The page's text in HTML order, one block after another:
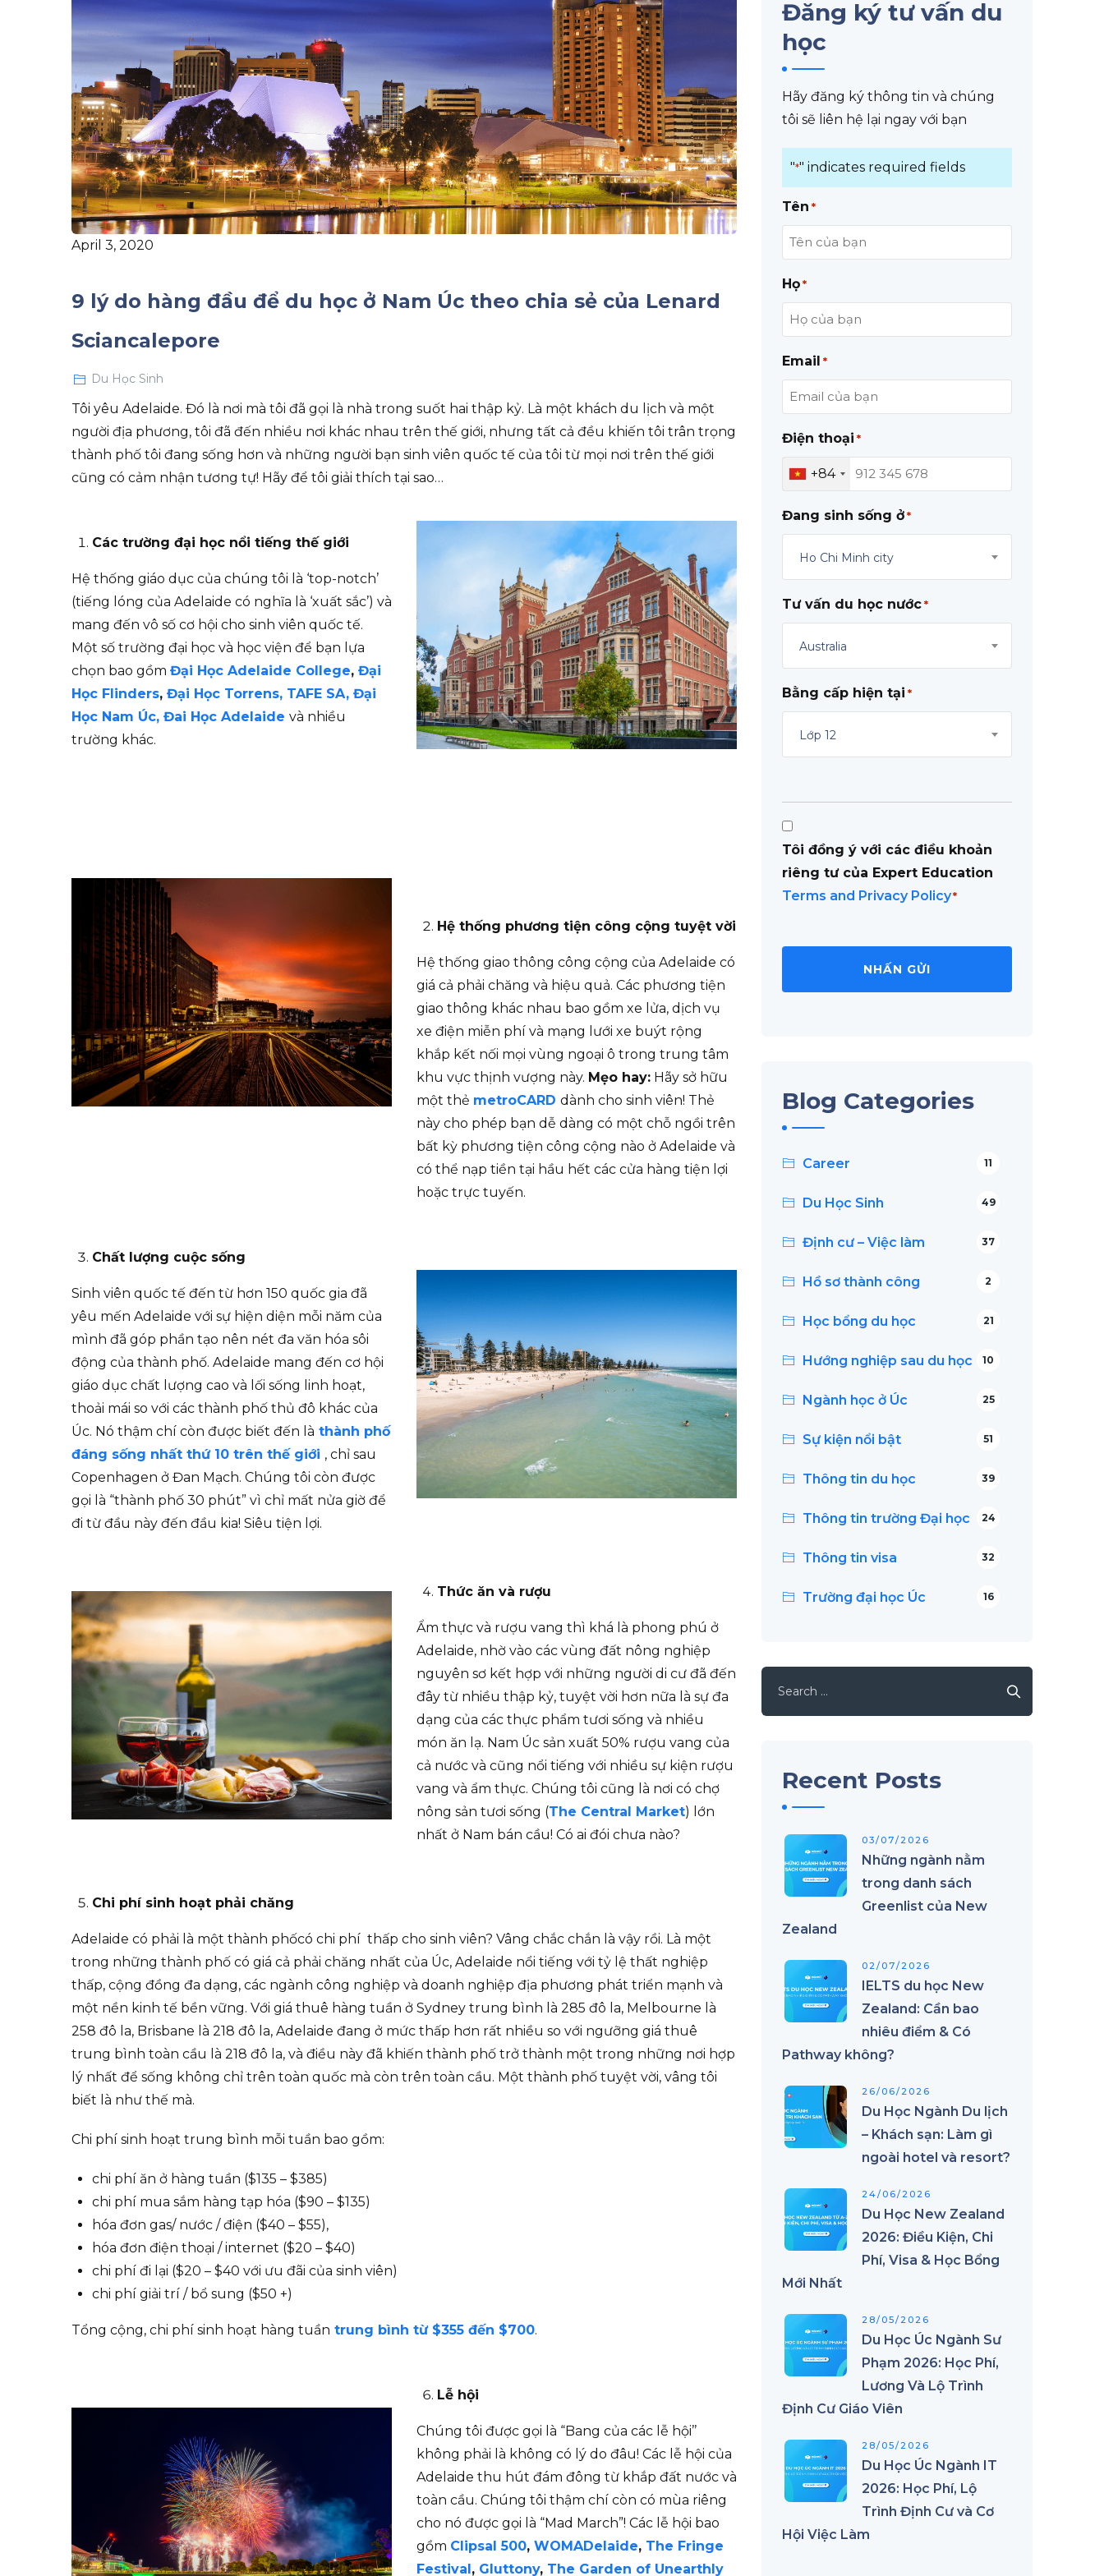
April 3, 2020
9 lý do hàng đầu để du học ở Nam Úc theo chia sẻ của Lenard
Sciancalepore
Du Học Sinh
Tôi yêu Adelaide. Đó là nơi mà tôi đã gọi là nhà trong suốt hai thập kỷ. Là một khách du lịch và một
người địa phương, tôi đã đến nhiều nơi khác nhau trên thế giới, nhưng tất cả đều khiến tôi trân trọng
thành phố tôi đang sống hơn và những người bạn sinh viên quốc tế của tôi từ mọi nơi trên thế giới
cũng có cảm nhận tương tự! Hãy để tôi giải thích tại sao…
Các trường đại học nổi tiếng thế giới
Hệ thống giáo dục của chúng tôi là ‘top-notch’
(tiếng lóng của Adelaide có nghĩa là ‘xuất sắc’) và
mang đến vô số cơ hội cho sinh viên quốc tế.
Một số trường đại học và học viện để bạn lựa
chọn bao gồm Đại Học Adelaide College, Đại
Học Flinders, Đại Học Torrens, TAFE SA, Đại
Học Nam Úc, Đai Học Adelaide và nhiều
trường khác.
Hệ thống phương tiện công cộng tuyệt vời
Hệ thống giao thông công cộng của Adelaide có
giá cả phải chăng và hiệu quả. Các phương tiện
giao thông khác nhau bao gồm xe lửa, dịch vụ
xe điện miễn phí và mạng lưới xe buýt rộng
khắp kết nối mọi vùng ngoại ô trong trung tâm
khu vực thịnh vượng này. Mẹo hay: Hãy sở hữu
một thẻ metroCARD dành cho sinh viên! Thẻ
này cho phép bạn dễ dàng có một chỗ ngồi trên
bất kỳ phương tiện công cộng nào ở Adelaide và
có thể nạp tiền tại hầu hết các cửa hàng tiện lợi
hoặc trực tuyến.
Chất lượng cuộc sống
Sinh viên quốc tế đến từ hơn 150 quốc gia đã
yêu mến Adelaide với sự hiện diện mỗi năm của
mình đã góp phần tạo nên nét đa văn hóa sôi
động của thành phố. Adelaide mang đến cơ hội
giáo dục chất lượng cao và lối sống linh hoạt,
thoải mái so với các thành phố thủ đô khác của
Úc. Nó thậm chí còn được biết đến là thành phố
đáng sống nhất thứ 10 trên thế giới , chỉ sau
Copenhagen ở Đan Mạch. Chúng tôi còn được
gọi là “thành phố 30 phút” vì chỉ mất nửa giờ để
đi từ đầu này đến đầu kia! Siêu tiện lợi.
Thức ăn và rượu
Ẩm thực và rượu vang thì khá là phong phú ở
Adelaide, nhờ vào các vùng đất nông nghiệp
nguyên sơ kết hợp với những người di cư đã đến
đây từ nhiều thập kỷ, tuyệt vời hơn nữa là sự đa
dạng của các thực phẩm tươi sống và nhiều
món ăn lạ. Nam Úc sản xuất 50% rượu vang của
cả nước và cũng nổi tiếng với nhiều sự kiện rượu
vang và ẩm thực. Chúng tôi cũng là nơi có chợ
nông sản tươi sống (The Central Market) lớn
nhất ở Nam bán cầu! Có ai đói chưa nào?
Chi phí sinh hoạt phải chăng
Adelaide có phải là một thành phốcó chi phí thấp cho sinh viên? Vâng chắc chắn là vậy rồi. Là một
trong những thành phố có giá cả phải chăng nhất của Úc, Adelaide nổi tiếng với tỷ lệ thất nghiệp
thấp, cộng đồng đa dạng, các ngành công nghiệp và doanh nghiệp địa phương phát triển mạnh và
một nền kinh tế bền vững. Với giá thuê hàng tuần ở Sydney trung bình là 285 đô la, Melbourne là
258 đô la, Brisbane là 218 đô la, Adelaide đang ở mức thấp hơn rất nhiều so với ngưỡng giá thuê
trung bình toàn cầu là 218 đô la, và điều này đã khiến thành phố trở thành một trong những nơi hợp
lý nhất để sống không chỉ trên toàn quốc mà còn trên toàn cầu. Một thành phố tuyệt vời, vâng tôi
biết là như thế mà.
Chi phí sinh hoạt trung bình mỗi tuần bao gồm:
chi phí ăn ở hàng tuần ($135 – $385)
chi phí mua sắm hàng tạp hóa ($90 – $135)
hóa đơn gas/ nước / điện ($40 – $55),
hóa đơn điện thoại / internet ($20 – $40)
chi phí đi lại ($20 – $40 với ưu đãi của sinh viên)
chi phí giải trí / bổ sung ($50 +)
Tổng cộng, chi phí sinh hoạt hàng tuần trung bình từ $355 đến $700.
Lễ hội
Chúng tôi được gọi là “Bang của các lễ hội’’
không phải là không có lý do đâu! Các lễ hội của
Adelaide thu hút đám đông từ khắp đất nước và
toàn cầu. Chúng tôi thậm chí còn có mùa riêng
cho nó được gọi là “Mad March”! Các lễ hội bao
gồm Clipsal 500, WOMADelaide, The Fringe
Festival , Gluttony, The Garden of Unearthly
Đăng ký tư vấn du
học
Hãy đăng ký thông tin và chúng
tôi sẽ liên hệ lại ngay với bạn
"*" indicates required fields
Tên *
Họ *
Email *
Điện thoại *
+84
Đang sinh sống ở *
Ho Chi Minh city
Tư vấn du học nước *
Australia
Bằng cấp hiện tại *
Lớp 12
Consent
*
Tôi đồng ý với các điều khoản
riêng tư của Expert Education
Terms and Privacy Policy*
Blog Categories
Career 11
Du Học Sinh 49
Định cư – Việc làm 37
Hồ sơ thành công 2
Học bổng du học 21
Hướng nghiệp sau du học 10
Ngành học ở Úc 25
Sự kiện nổi bật 51
Thông tin du học 39
Thông tin trường Đại học 24
Thông tin visa 32
Trường đại học Úc 16
for:
Recent Posts
03/07/2026
Những ngành nằm
trong danh sách
Greenlist của New
Zealand
02/07/2026
IELTS du học New
Zealand: Cần bao
nhiêu điểm & Có
Pathway không?
26/06/2026
Du Học Ngành Du lịch
– Khách sạn: Làm gì
ngoài hotel và resort?
24/06/2026
Du Học New Zealand
2026: Điều Kiện, Chi
Phí, Visa & Học Bổng
Mới Nhất
28/05/2026
Du Học Úc Ngành Sư
Phạm 2026: Học Phí,
Lương Và Lộ Trình
Định Cư Giáo Viên
28/05/2026
Du Học Úc Ngành IT
2026: Học Phí, Lộ
Trình Định Cư và Cơ
Hội Việc Làm